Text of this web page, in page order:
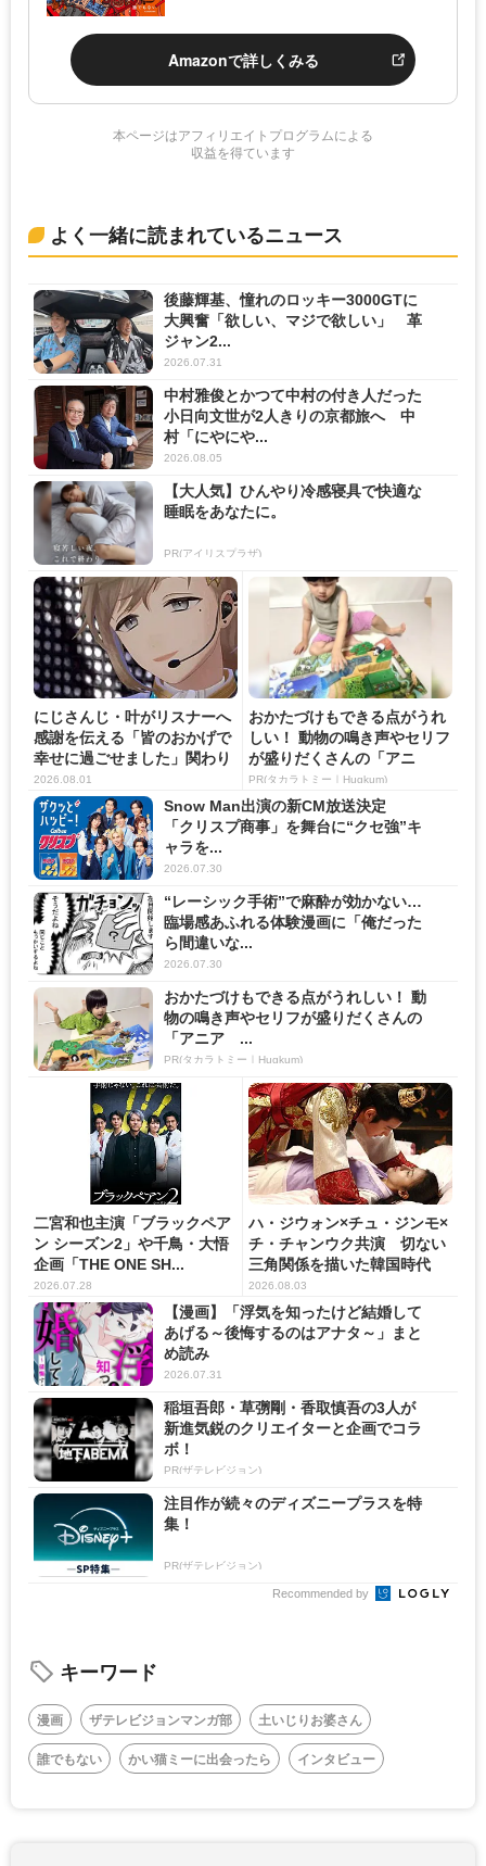
Amazonで詳しくみる
本ページはアフィリエイトプログラムによる
収益を得ています
よく一緒に読まれているニュース
後藤輝基、憧れのロッキー3000GTに
大興奮「欲しい、マジで欲しい」 革
ジャン2...
2026.07.31
中村雅俊とかつて中村の付き人だった
小日向文世が2人きりの京都旅へ 中
村「にやにや...
2026.08.05
【大人気】ひんやり冷感寝具で快適な
睡眠をあなたに。
PR(アイリスプラザ)
にじさんじ・叶がリスナーへ
感謝を伝える「皆のおかげで
幸せに過ごせました」関わり
の...
2026.08.01
おかたづけもできる点がうれ
しい！ 動物の鳴き声やセリフ
が盛りだくさんの「アニ
ア ...
PR(タカラトミー｜Hugkum)
Snow Man出演の新CM放送決定
「クリスプ商事」を舞台に“クセ強”キ
ャラを...
2026.07.30
“レーシック手術”で麻酔が効かない…
臨場感あふれる体験漫画に「俺だった
ら間違いな...
2026.07.30
おかたづけもできる点がうれしい！ 動
物の鳴き声やセリフが盛りだくさんの
「アニア ...
PR(タカラトミー｜Hugkum)
二宮和也主演「ブラックペア
ン シーズン2」や千鳥・大悟
企画「THE ONE SH...
2026.07.28
ハ・ジウォン×チュ・ジンモ×
チ・チャンウク共演 切ない
三角関係を描いた韓国時代
劇...
2026.08.03
【漫画】「浮気を知ったけど結婚して
あげる～後悔するのはアナタ～」まと
め読み
2026.07.31
稲垣吾郎・草彅剛・香取慎吾の3人が
新進気鋭のクリエイターと企画でコラ
ボ！
PR(ザテレビジョン)
注目作が続々のディズニープラスを特
集！
PR(ザテレビジョン)
Recommended by
キーワード
漫画 ザテレビジョンマンガ部
土いじりお婆さん
誰でもない
かい猫ミーに出会ったら インタビュー